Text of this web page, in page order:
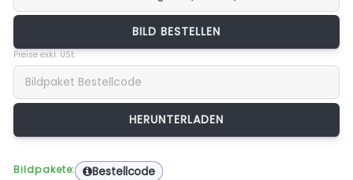
BILD BESTELLEN
Preise exkl. USt.
Bildpakete: Bestellcode